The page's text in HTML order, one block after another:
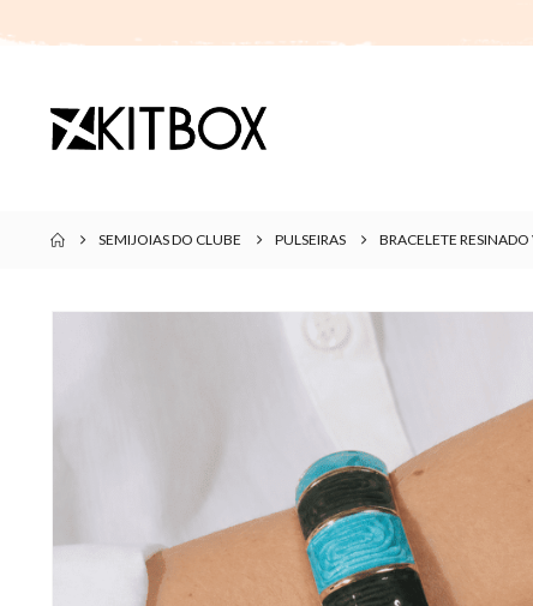
SEMIJOIAS DO CLUBE PULSEIRAS BRACELETE